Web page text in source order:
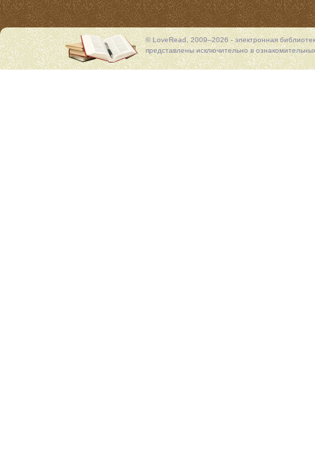
© LoveRead, 2009–2026 - электронная
представлены исключительно в